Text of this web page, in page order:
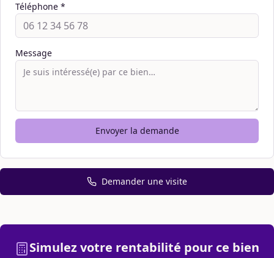
Téléphone *
Message
Envoyer la demande
Demander une visite
Simulez votre rentabilité pour ce bien